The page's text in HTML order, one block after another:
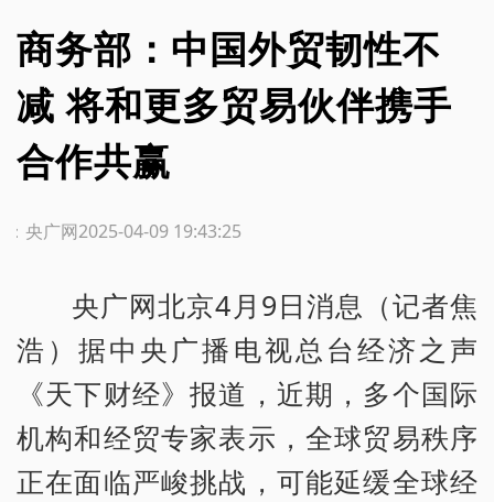
商务部：中国外贸韧性不
减 将和更多贸易伙伴携手
合作共赢
2025-04-09 19:43:25
：央广网
央广网北京4月9日消息（记者焦
浩）据中央广播电视总台经济之声
《天下财经》报道，近期，多个国际
机构和经贸专家表示，全球贸易秩序
正在面临严峻挑战，可能延缓全球经